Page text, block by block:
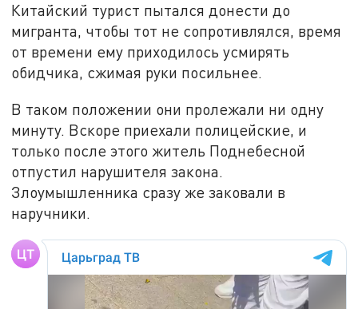
Китайский турист пытался донести до
мигранта, чтобы тот не сопротивлялся, время
от времени ему приходилось усмирять
обидчика, сжимая руки посильнее.
В таком положении они пролежали ни одну
минуту. Вскоре приехали полицейские, и
только после этого житель Поднебесной
отпустил нарушителя закона.
Злоумышленника сразу же заковали в
наручники.